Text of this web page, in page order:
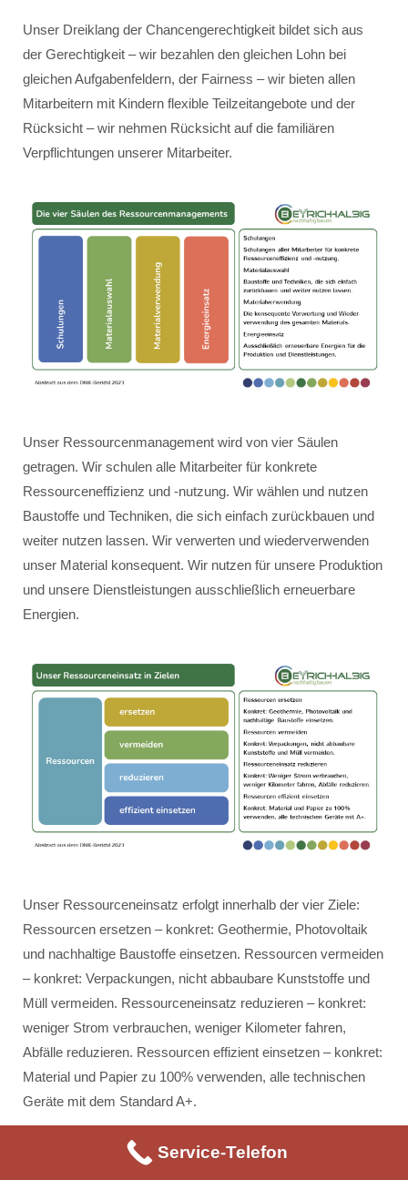
Unser Dreiklang der Chancengerechtigkeit bildet sich aus
der Gerechtigkeit – wir bezahlen den gleichen Lohn bei
gleichen Aufgabenfeldern, der Fairness – wir bieten allen
Mitarbeitern mit Kindern flexible Teilzeitangebote und der
Rücksicht – wir nehmen Rücksicht auf die familiären
Verpflichtungen unserer Mitarbeiter.
Unser Ressourcenmanagement wird von vier Säulen
getragen. Wir schulen alle Mitarbeiter für konkrete
Ressourceneffizienz und -nutzung. Wir wählen und nutzen
Baustoffe und Techniken, die sich einfach zurückbauen und
weiter nutzen lassen. Wir verwerten und wiederverwenden
unser Material konsequent. Wir nutzen für unsere Produktion
und unsere Dienstleistungen ausschließlich erneuerbare
Energien.
Unser Ressourceneinsatz erfolgt innerhalb der vier Ziele:
Ressourcen ersetzen – konkret: Geothermie, Photovoltaik
und nachhaltige Baustoffe einsetzen. Ressourcen vermeiden
– konkret: Verpackungen, nicht abbaubare Kunststoffe und
Müll vermeiden. Ressourceneinsatz reduzieren – konkret:
weniger Strom verbrauchen, weniger Kilometer fahren,
Abfälle reduzieren. Ressourcen effizient einsetzen – konkret:
Material und Papier zu 100% verwenden, alle technischen
Geräte mit dem Standard A+.
Service-Telefon